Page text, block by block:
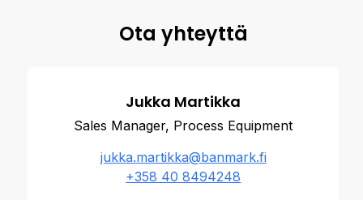
Ota yhteyttä
Jukka Martikka
Sales Manager, Process Equipment
jukka.martikka@banmark.fi
+358 40 8494248